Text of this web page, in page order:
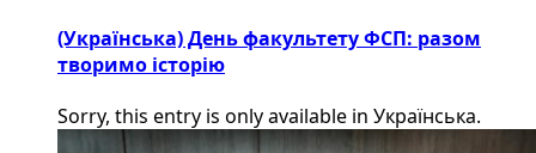
(Українська) День факультету ФСП: разом
творимо історію
Sorry, this entry is only available in Українська.